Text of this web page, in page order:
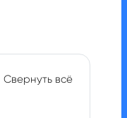
Свернуть всё